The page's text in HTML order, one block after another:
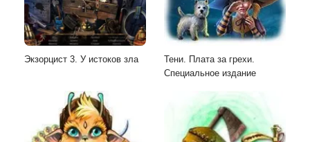
Экзорцист 3. У истоков зла
Тени. Плата за грехи.
Специальное издание